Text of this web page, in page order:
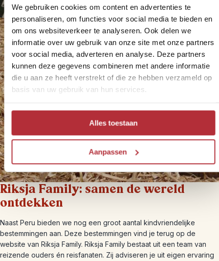
We gebruiken cookies om content en advertenties te
personaliseren, om functies voor social media te bieden en
om ons websiteverkeer te analyseren. Ook delen we
informatie over uw gebruik van onze site met onze partners
voor social media, adverteren en analyse. Deze partners
kunnen deze gegevens combineren met andere informatie
die u aan ze heeft verstrekt of die ze hebben verzameld op
basis van uw gebruik van hun services.
Alles toestaan
Aanpassen
Riksja Family: samen de wereld
ontdekken
Naast Peru bieden we nog een groot aantal kindvriendelijke
bestemmingen aan. Deze bestemmingen vind je terug op de
website van Riksja Family. Riksja Family bestaat uit een team van
reizende ouders én reisfanaten. Zij adviseren je uit eigen ervaring